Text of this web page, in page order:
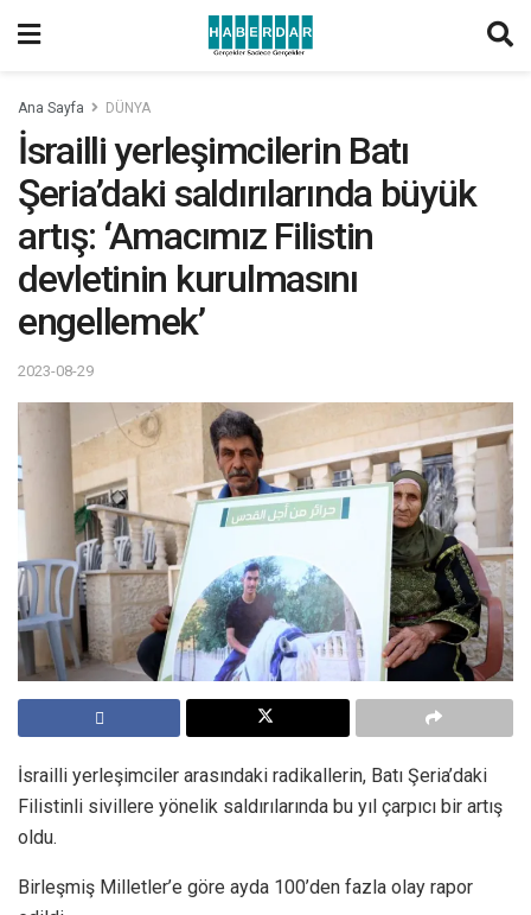
Ana Sayfa DÜNYA
İsrailli yerleşimcilerin Batı
Şeria’daki saldırılarında büyük
artış: ‘Amacımız Filistin
devletinin kurulmasını
engellemek’
2023-08-29
İsrailli yerleşimciler arasındaki radikallerin, Batı Şeria’daki
Filistinli sivillere yönelik saldırılarında bu yıl çarpıcı bir artış
oldu.
Birleşmiş Milletler’e göre ayda 100’den fazla olay rapor